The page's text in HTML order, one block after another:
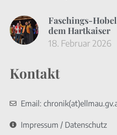
Faschings-
dem Hartkaiser
18. Februar 2026
Kontakt
Email:
Impressum / Datenschutz